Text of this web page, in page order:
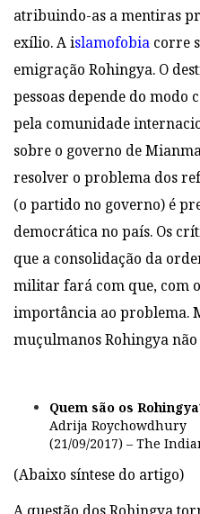
atribuindo-as a mentiras
exílio. Aislamofobia corre
emigração Rohingya. O
pessoas depende do modo
pela comunidade
sobre o governo de
resolver o problema dos
(o partido no governo) é
democrática no país. Os
que a consolidação da
militar fará com que, com
importância ao problema.
muçulmanos Rohingya não
Quem são os Rohingya
Adrija Roychowdhury
(21/09/2017) – The
(Abaixo síntese do artigo)